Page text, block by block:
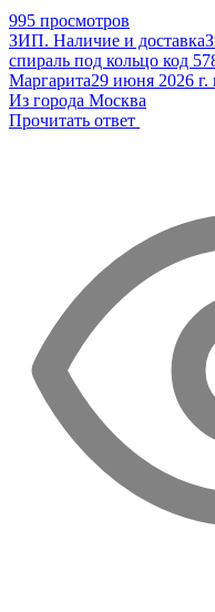
995 просмотров
ЗИП. Наличие и доставка
спираль под кольцо код
Маргарита29 июня 2026 г.
Из города Москва
Прочитать ответ